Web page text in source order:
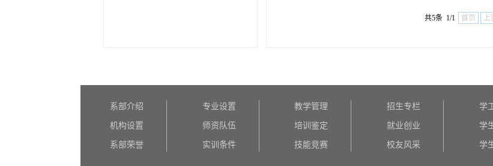
共5条 1/1 首页 上
系部介绍
机构设置
系部荣誉
专业设置
师资队伍
实训条件
教学管理
培训鉴定
技能竞赛
招生专栏
就业创业
校友风采
学
学
学